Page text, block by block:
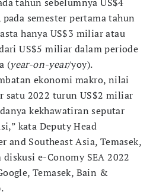
semester pertama tahun
hanya US$3 miliar atau
US$5 miliar dalam periode
(year-on-year/yoy).
ekonomi makro, nilai
satu 2022 turun US$2 miliar
kekhawatiran seputar
kata Deputy Head
and Southeast Asia, Temasek,
e-Conomy SEA 2022
Temasek, Bain &